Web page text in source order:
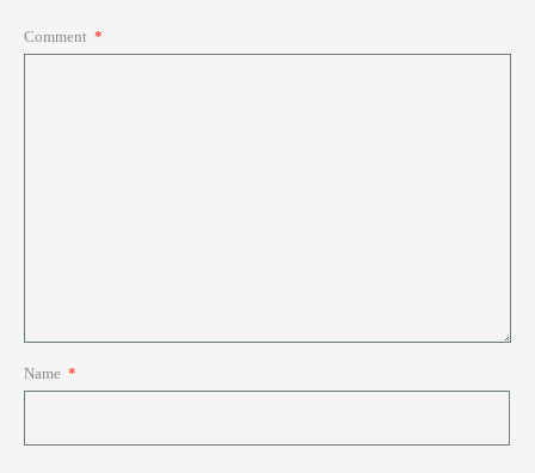
Comment *
Name *